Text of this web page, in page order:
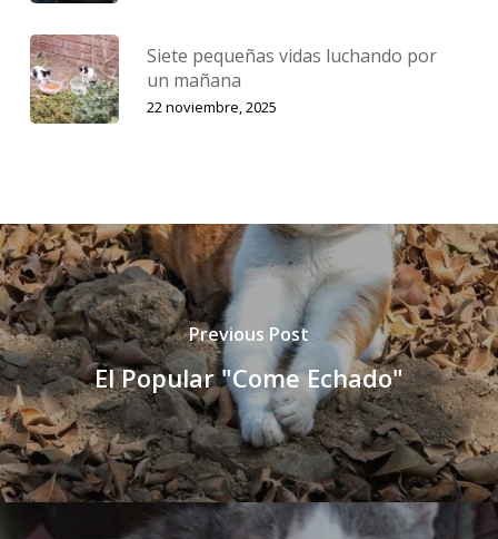
Siete pequeñas vidas luchando por
un mañana
22 noviembre, 2025
Previous Post
El Popular "Come Echado"